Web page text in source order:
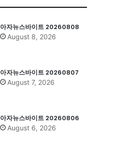
아자뉴스바이트 20260808
August 8, 2026
아자뉴스바이트 20260807
August 7, 2026
아자뉴스바이트 20260806
August 6, 2026